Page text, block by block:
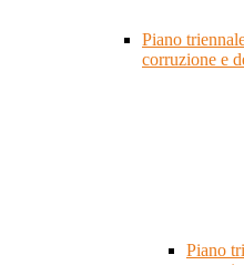
Piano
corruzione e
Piano